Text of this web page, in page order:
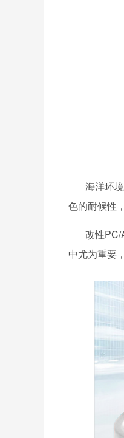
海洋环
色的耐候性
改性PC/
中尤为重要